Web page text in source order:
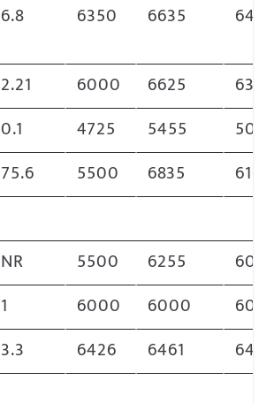
6.8 6350 6635
2.21 6000 6625
0.1 4725 5455
75.6 5500 6835
NR 5500 6255
1 6000 6000
3.3 6426 6461